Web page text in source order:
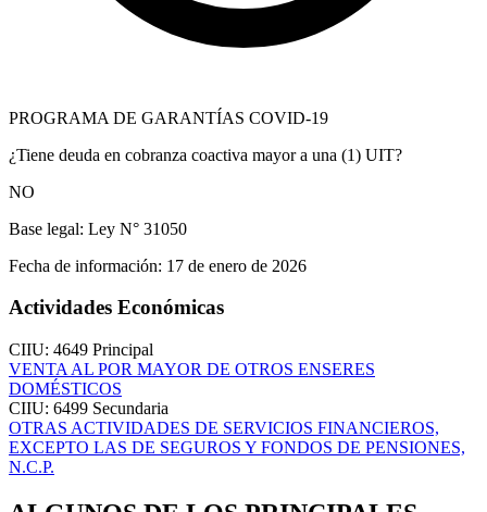
PROGRAMA DE GARANTÍAS COVID-19
¿Tiene deuda en cobranza coactiva mayor a una (1) UIT?
NO
Base legal: Ley N° 31050
Fecha de información: 17 de enero de 2026
Actividades Económicas
CIIU: 4649 Principal
VENTA AL POR MAYOR DE OTROS ENSERES
DOMÉSTICOS
CIIU: 6499 Secundaria
OTRAS ACTIVIDADES DE SERVICIOS FINANCIEROS,
EXCEPTO LAS DE SEGUROS Y FONDOS DE PENSIONES,
N.C.P.